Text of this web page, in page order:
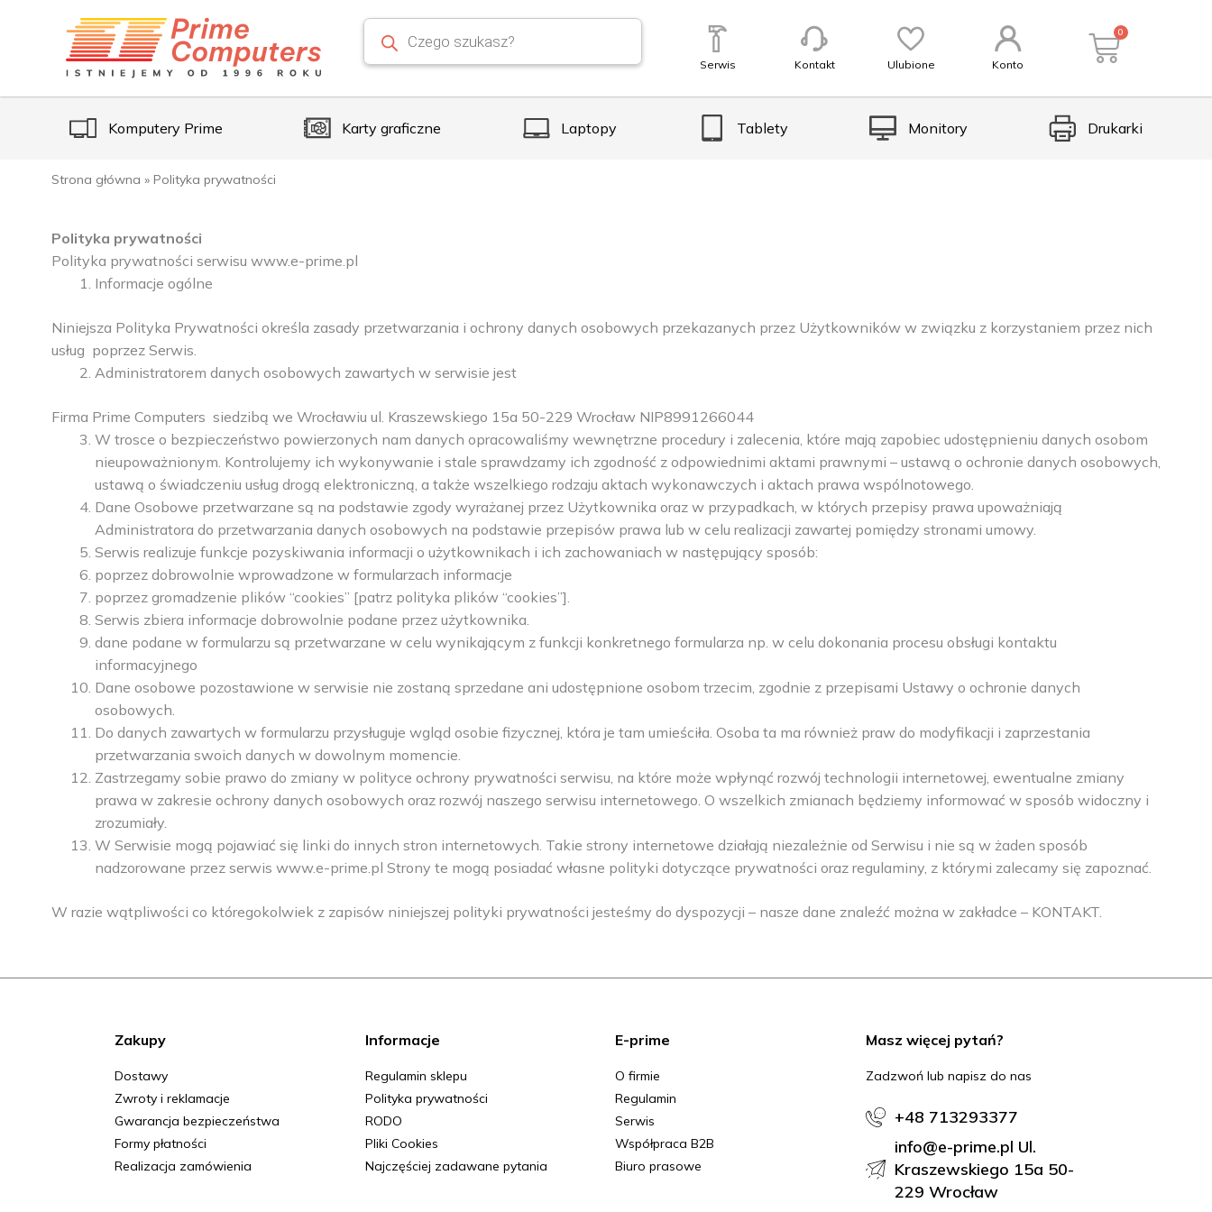
Serwis Kontakt Ulubione Konto
0
Komputery Prime Karty graficzne Laptopy Tablety Monitory Drukarki
Strona główna » Polityka prywatności
Polityka prywatności
Polityka prywatności serwisu www.e-prime.pl
Informacje ogólne
Niniejsza Polityka Prywatności określa zasady przetwarzania i ochrony danych osobowych przekazanych przez Użytkowników w związku z korzystaniem przez nich
usług poprzez Serwis.
Administratorem danych osobowych zawartych w serwisie jest
Firma Prime Computers siedzibą we Wrocławiu ul. Kraszewskiego 15a 50-229 Wrocław NIP8991266044
W trosce o bezpieczeństwo powierzonych nam danych opracowaliśmy wewnętrzne procedury i zalecenia, które mają zapobiec udostępnieniu danych osobom
nieupoważnionym. Kontrolujemy ich wykonywanie i stale sprawdzamy ich zgodność z odpowiednimi aktami prawnymi – ustawą o ochronie danych osobowych,
ustawą o świadczeniu usług drogą elektroniczną, a także wszelkiego rodzaju aktach wykonawczych i aktach prawa wspólnotowego.
Dane Osobowe przetwarzane są na podstawie zgody wyrażanej przez Użytkownika oraz w przypadkach, w których przepisy prawa upoważniają
Administratora do przetwarzania danych osobowych na podstawie przepisów prawa lub w celu realizacji zawartej pomiędzy stronami umowy.
Serwis realizuje funkcje pozyskiwania informacji o użytkownikach i ich zachowaniach w następujący sposób:
poprzez dobrowolnie wprowadzone w formularzach informacje
poprzez gromadzenie plików “cookies” [patrz polityka plików “cookies”].
Serwis zbiera informacje dobrowolnie podane przez użytkownika.
dane podane w formularzu są przetwarzane w celu wynikającym z funkcji konkretnego formularza np. w celu dokonania procesu obsługi kontaktu
informacyjnego
Dane osobowe pozostawione w serwisie nie zostaną sprzedane ani udostępnione osobom trzecim, zgodnie z przepisami Ustawy o ochronie danych
osobowych.
Do danych zawartych w formularzu przysługuje wgląd osobie fizycznej, która je tam umieściła. Osoba ta ma również praw do modyfikacji i zaprzestania
przetwarzania swoich danych w dowolnym momencie.
Zastrzegamy sobie prawo do zmiany w polityce ochrony prywatności serwisu, na które może wpłynąć rozwój technologii internetowej, ewentualne zmiany
prawa w zakresie ochrony danych osobowych oraz rozwój naszego serwisu internetowego. O wszelkich zmianach będziemy informować w sposób widoczny i
zrozumiały.
W Serwisie mogą pojawiać się linki do innych stron internetowych. Takie strony internetowe działają niezależnie od Serwisu i nie są w żaden sposób
nadzorowane przez serwis www.e-prime.pl Strony te mogą posiadać własne polityki dotyczące prywatności oraz regulaminy, z którymi zalecamy się zapoznać.
W razie wątpliwości co któregokolwiek z zapisów niniejszej polityki prywatności jesteśmy do dyspozycji – nasze dane znaleźć można w zakładce – KONTAKT.
Zakupy
Dostawy
Zwroty i reklamacje
Gwarancja bezpieczeństwa
Formy płatności
Realizacja zamówienia
Informacje
Regulamin sklepu
Polityka prywatności
RODO
Pliki Cookies
Najczęściej zadawane pytania
E-prime
O firmie
Regulamin
Serwis
Współpraca B2B
Biuro prasowe
Masz więcej pytań?
Zadzwoń lub napisz do nas
+48 713293377
info@e-prime.pl Ul.
Kraszewskiego 15a 50-
229 Wrocław